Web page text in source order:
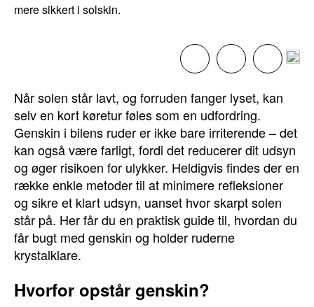
mere sikkert i solskin.
Når solen står lavt, og forruden fanger lyset, kan
selv en kort køretur føles som en udfordring.
Genskin i bilens ruder er ikke bare irriterende – det
kan også være farligt, fordi det reducerer dit udsyn
og øger risikoen for ulykker. Heldigvis findes der en
række enkle metoder til at minimere refleksioner
og sikre et klart udsyn, uanset hvor skarpt solen
står på. Her får du en praktisk guide til, hvordan du
får bugt med genskin og holder ruderne
krystalklare.
Hvorfor opstår genskin?